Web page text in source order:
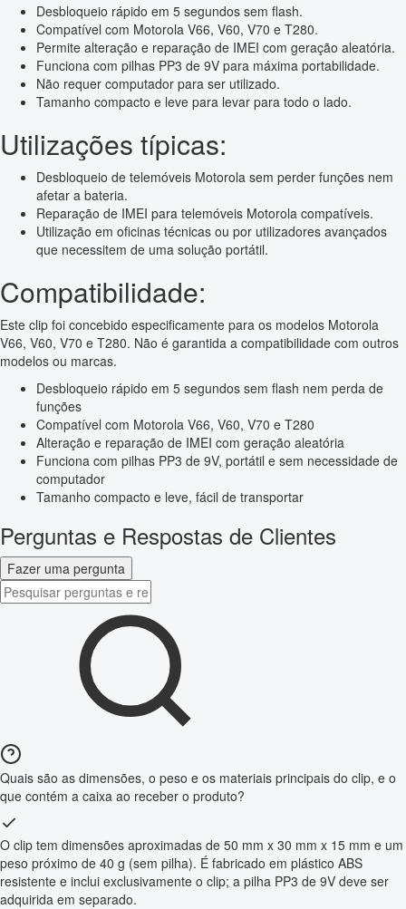
Desbloqueio rápido em 5 segundos sem flash.
Compatível com Motorola V66, V60, V70 e T280.
Permite alteração e reparação de IMEI com geração aleatória.
Funciona com pilhas PP3 de 9V para máxima portabilidade.
Não requer computador para ser utilizado.
Tamanho compacto e leve para levar para todo o lado.
Utilizações típicas:
Desbloqueio de telemóveis Motorola sem perder funções nem
afetar a bateria.
Reparação de IMEI para telemóveis Motorola compatíveis.
Utilização em oficinas técnicas ou por utilizadores avançados
que necessitem de uma solução portátil.
Compatibilidade:
Este clip foi concebido especificamente para os modelos Motorola
V66, V60, V70 e T280. Não é garantida a compatibilidade com outros
modelos ou marcas.
Desbloqueio rápido em 5 segundos sem flash nem perda de
funções
Compatível com Motorola V66, V60, V70 e T280
Alteração e reparação de IMEI com geração aleatória
Funciona com pilhas PP3 de 9V, portátil e sem necessidade de
computador
Tamanho compacto e leve, fácil de transportar
Perguntas e Respostas de Clientes
Fazer uma pergunta
Quais são as dimensões, o peso e os materiais principais do clip, e o
que contém a caixa ao receber o produto?
O clip tem dimensões aproximadas de 50 mm x 30 mm x 15 mm e um
peso próximo de 40 g (sem pilha). É fabricado em plástico ABS
resistente e inclui exclusivamente o clip; a pilha PP3 de 9V deve ser
adquirida em separado.